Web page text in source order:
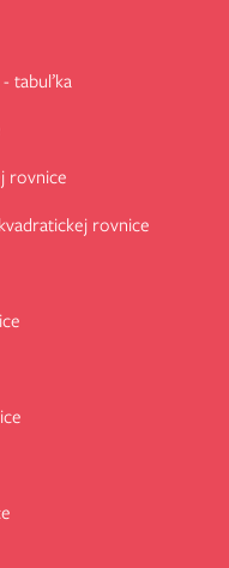
tabuľka
rovnice
rovnice